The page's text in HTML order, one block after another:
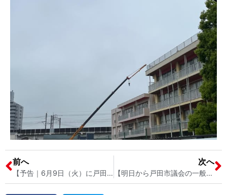
前へ
【予告｜6月9日（火）に戸田市議会の一般質問に登壇します｜テーマ② 戸田中通りの交通安全対策について】 戸田市議会議員 宮内そうこ
次へ
【明日から戸田市議会の一般質問がスタートします｜埼玉県戸田市】 戸田市議会議員 宮内そうこ